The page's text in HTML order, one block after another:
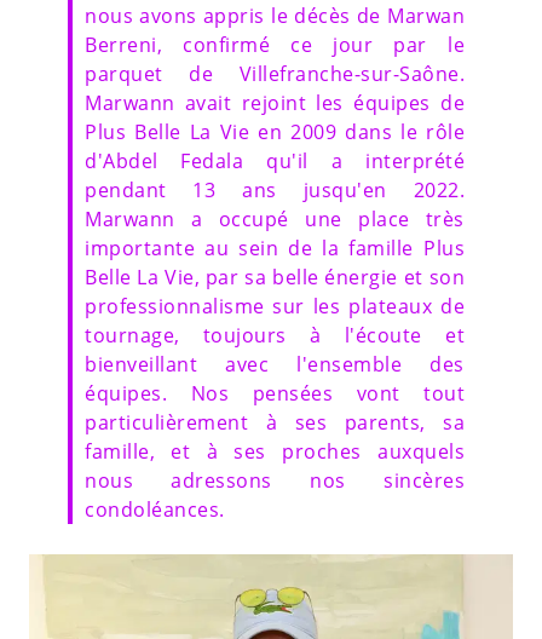
nous avons appris le décès de Marwan
Berreni, confirmé ce jour par le
parquet de Villefranche-sur-Saône.
Marwann avait rejoint les équipes de
Plus Belle La Vie en 2009 dans le rôle
d'Abdel Fedala qu'il a interprété
pendant 13 ans jusqu'en 2022.
Marwann a occupé une place très
importante au sein de la famille Plus
Belle La Vie, par sa belle énergie et son
professionnalisme sur les plateaux de
tournage, toujours à l'écoute et
bienveillant avec l'ensemble des
équipes. Nos pensées vont tout
particulièrement à ses parents, sa
famille, et à ses proches auxquels
nous adressons nos sincères
condoléances.